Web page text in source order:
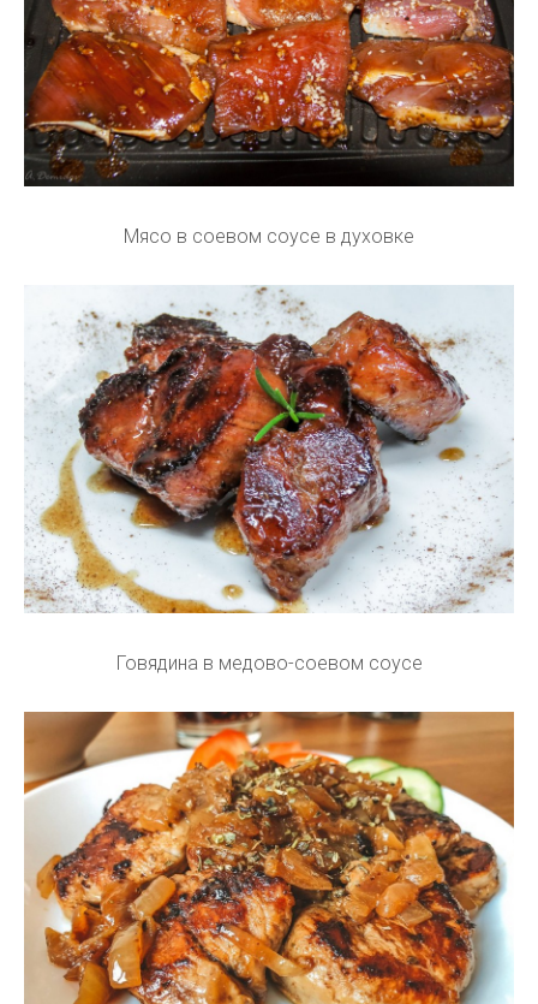
Мясо в соевом соусе в духовке
Говядина в медово-соевом соусе